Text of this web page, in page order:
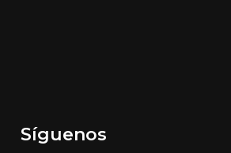
Síguenos